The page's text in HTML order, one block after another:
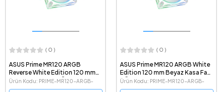
( 0 )
ASUS Prime MR120 ARGB
Reverse White Edition 120 mm
Beyaz Kasa Fanı - Üçlü Paket
Ürün Kodu: PRIME-MR120-ARGB-
REVERSE-WHITE-3IN1
( 0 )
ASUS Prime MR120 ARGB White
Edition 120 mm Beyaz Kasa Fanı
- Üçlü Paket
Ürün Kodu: PRIME-MR120-ARGB-
WHITE-3IN1